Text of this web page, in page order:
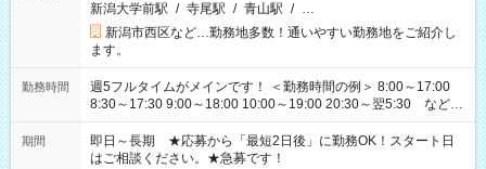
新潟大学前駅 / 寺尾駅 / 青山駅 / …
新潟市西区など…勤務地多数！通いやすい勤務地をご紹介し
ます。
勤務時間
週5フルタイムがメインです！ ＜勤務時間の例＞ 8:00～17:00
8:30～17:30 9:00～18:00 10:00～19:00 20:30～翌5:30 など ★
その他にも勤務時間多数！ 日勤のみ、残業なし、交替制など
ご希望を教えてください！
期間
即日～長期 ★応募から「最短2日後」に勤務OK！スタート日
はご相談ください。★急募です！